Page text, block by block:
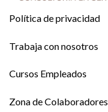
Política de privacidad
Trabaja con nosotros
Cursos Empleados
Zona de Colaboradores